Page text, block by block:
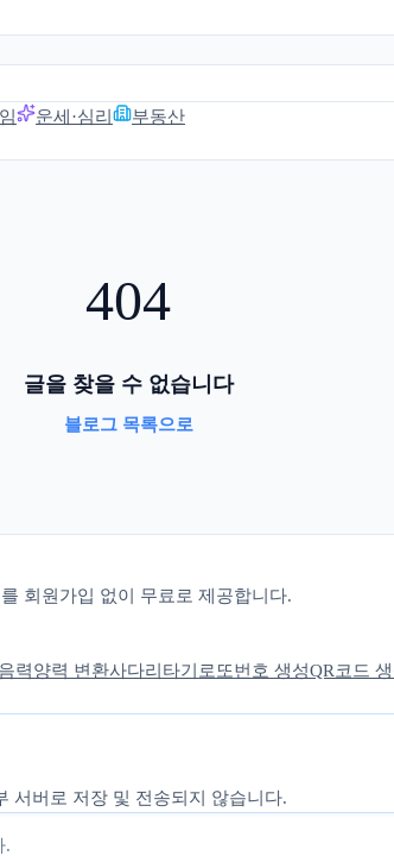
운세·심리
부동산
404
글을 찾을 수 없습니다
블로그 목록으로
회원가입 없이 무료로 제공합니다.
음력양력 변환사다리타기 로또번호 생성QR코드
서버로 저장 및 전송되지 않습니다.
.